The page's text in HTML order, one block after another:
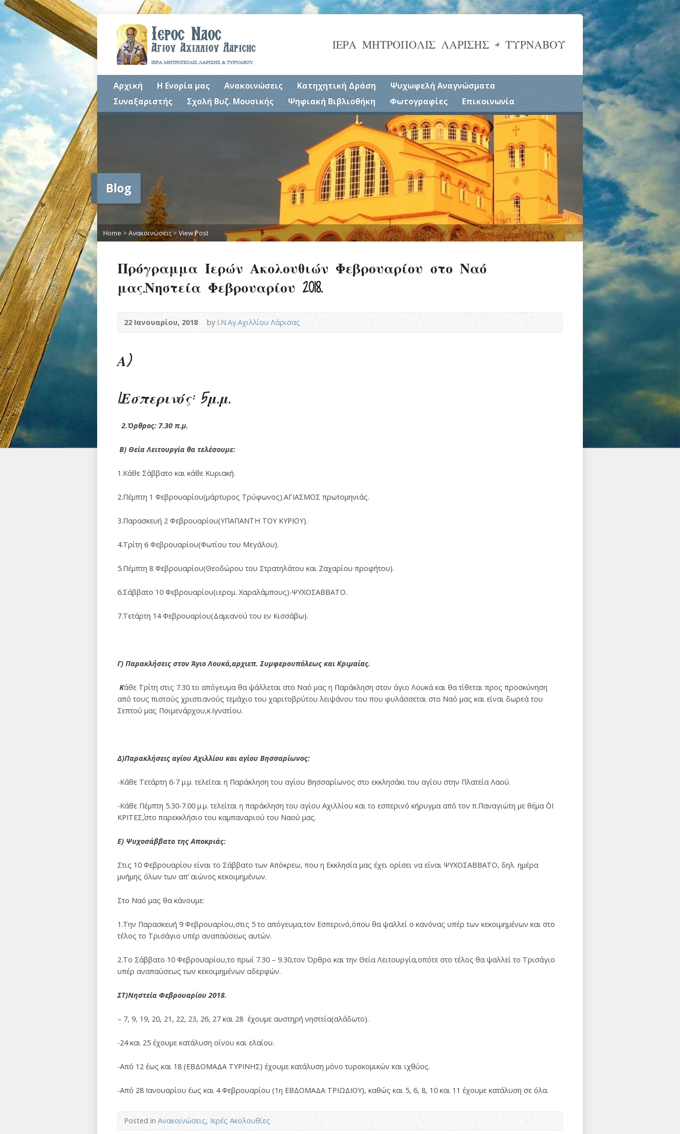
ΙΕΡΑ ΜΗΤΡΟΠΟΛΙΣ ΛΑΡΙΣΗΣ & ΤΥΡΝΑΒΟΥ
Αρχική Η Ενορία μας Ανακοινώσεις Κατηχητική Δράση
Ψυχωφελή Αναγνώσματα
Συναξαριστής
Σχολή Βυζ. Μουσικής Ψηφιακή Βιβλιοθήκη Φωτογραφίες Επικοινωνία
Blog
Home > Ανακοινώσεις> View Post
Πρόγραμμα Ιερών Ακολουθιών Φεβρουαρίου στο Ναό
μας.Νηστεία Φεβρουαρίου 2018.
22 Ιανουαρίου, 2018 byΙ.Ν.Αγ.Αχιλλίου Λάρισας
Α)
1.Εσπερινός: 5μ.μ.
2.Όρθρος: 7.30 π.μ.
Β) Θεία Λειτουργία θα τελέσουμε:
1.Κάθε Σάββατο και κάθε Κυριακή.
2.Πέμπτη 1 Φεβρουαρίου(μάρτυρος Τρύφωνος).ΑΓΙΑΣΜΟΣ πρωτομηνιάς.
3.Παρασκευή 2 Φεβρουαρίου(ΥΠΑΠΑΝΤΗ ΤΟΥ ΚΥΡΙΟΥ).
4.Τρίτη 6 Φεβρουαρίου(Φωτίου του Μεγάλου).
5.Πέμπτη 8 Φεβρουαρίου(Θεοδώρου του Στρατηλάτου και Ζαχαρίου προφήτου).
6.Σάββατο 10 Φεβρουαρίου(ιερομ. Χαραλάμπους)-ΨΥΧΟΣΑΒΒΑΤΟ.
7.Τετάρτη 14 Φεβρουαρίου(Δαμιανού του εν Κισσάβω).
Γ) Παρακλήσεις στον Άγιο Λουκά,αρχιεπ. Συμφερουπόλεως και Κριμαίας.
Κάθε Τρίτη στις 7.30 το απόγευμα θα ψάλλεται στο Ναό μας η Παράκληση στον άγιο Λουκά και θα τίθεται προς προσκύνηση
από τους πιστούς χριστιανούς τεμάχιο του χαριτοβρύτου λειψάνου του που φυλάσσεται στο Ναό μας και είναι δωρεά του
Σεπτού μας Ποιμενάρχου,κ.Ιγνατίου.
Δ)Παρακλήσεις αγίου Αχιλλίου και αγίου Βησσαρίωνος:
-Κάθε Τετάρτη 6-7 μ.μ. τελείται η Παράκληση του αγίου Βησσαρίωνος στο εκκλησάκι του αγίου στην Πλατεία Λαού.
-Κάθε Πέμπτη 5.30-7.00 μ.μ. τελείται η παράκληση του αγίου Αχιλλίου και το εσπερινό κήρυγμα από τον π.Παναγιώτη με θέμα ΄΄ΟΙ
ΚΡΙΤΕΣ΄΄,στο παρεκκλήσιο του καμπαναριού του Ναού μας.
Ε) Ψυχοσάββατο της Αποκριάς:
Στις 10 Φεβρουαρίου είναι το Σάββατο των Απόκρεω, που η Εκκλησία μας έχει ορίσει να είναι ΨΥΧΟΣΑΒΒΑΤΟ, δηλ. ημέρα
μνήμης όλων των απ’ αιώνος κεκοιμημένων.
Στο Ναό μας θα κάνουμε:
1.Την Παρασκευή 9 Φεβρουαρίου,στις 5 το απόγευμα,τον Εσπερινό,όπου θα ψαλλεί ο κανόνας υπέρ των κεκοιμημένων και στο
τέλος το Τρισάγιο υπέρ αναπαύσεως αυτών.
2.Το Σάββατο 10 Φεβρουαρίου,το πρωί 7.30 – 9.30,τον Όρθρο και την Θεία Λειτουργία,οπότε στο τέλος θα ψαλλεί το Τρισάγιο
υπέρ αναπαύσεως των κεκοιμημένων αδερφών.
ΣΤ)Νηστεία Φεβρουαρίου 2018.
– 7, 9, 19, 20, 21, 22, 23, 26, 27 και 28 έχουμε αυστηρή νηστεία(αλάδωτο).
-24 και 25 έχουμε κατάλυση οίνου και ελαίου.
-Από 12 έως και 18 (ΕΒΔΟΜΑΔΑ ΤΥΡΙΝΗΣ) έχουμε κατάλυση μόνο τυροκομικών και ιχθύος.
-Από 28 Ιανουαρίου έως και 4 Φεβρουαρίου (1η ΕΒΔΟΜΑΔΑ ΤΡΙΩΔΙΟΥ), καθώς και 5, 6, 8, 10 και 11 έχουμε κατάλυση σε όλα.
Posted inΑνακοινώσεις,Ιερές Ακολουθίες